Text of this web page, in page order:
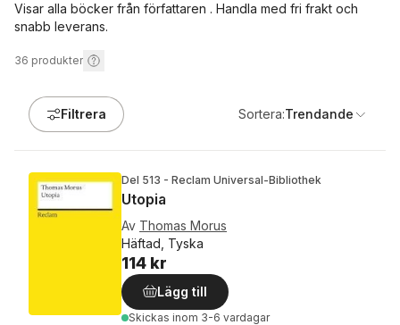
Visar alla böcker från författaren . Handla med fri frakt och
snabb leverans.
36 produkter
Filtrera Sortera:Trendande
Del 513 - Reclam Universal-Bibliothek
Utopia
Av Thomas Morus
Häftad, Tyska
114 kr
Lägg till
Skickas inom 3-6 vardagar